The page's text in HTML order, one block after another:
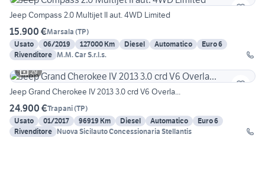
Jeep Compass 2.0 Multijet II aut. 4WD Limited
15.900 €Marsala (TP)
Usato
06/2019 127000 Km Diesel Automatico
Euro 6
Rivenditore M.M. Car S.r.l.s.
29
Jeep Grand Cherokee IV 2013 3.0 crd V6 Overla...
24.900 €Trapani(TP)
Usato
01/2017 96919 Km Diesel Automatico
Euro 6
Rivenditore Nuova Sicilauto Concessionaria Stellantis